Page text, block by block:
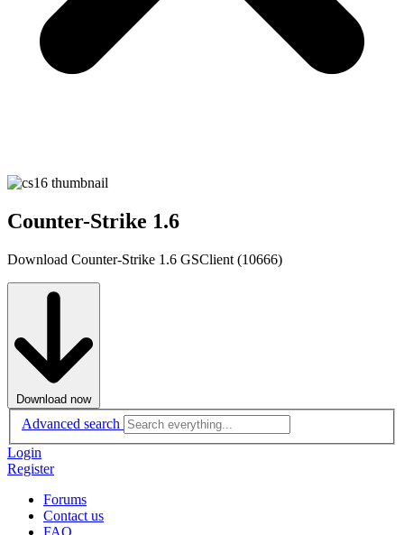
Counter-Strike 1.6
Download Counter-Strike 1.6 GSClient (10666)
Download now
Advanced search
Login
Register
Forums
Contact us